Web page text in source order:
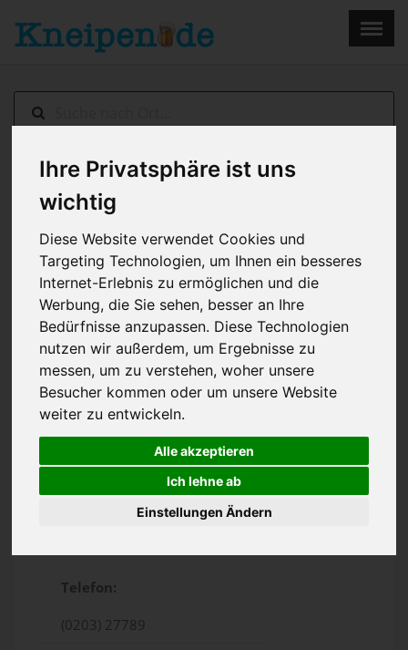
Ihre Privatsphäre ist uns
wichtig
Diese Website verwendet Cookies und
Targeting Technologien, um Ihnen ein besseres
Internet-Erlebnis zu ermöglichen und die
Werbung, die Sie sehen, besser an Ihre
Bedürfnisse anzupassen. Diese Technologien
nutzen wir außerdem, um Ergebnisse zu
messen, um zu verstehen, woher unsere
Besucher kommen oder um unsere Website
weiter zu entwickeln.
Alle akzeptieren
Ich lehne ab
Einstellungen Ändern
Duisburg
Telefon:
(0203) 27789
Menu ×